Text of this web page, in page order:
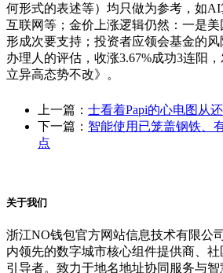
何形式的表述等）均只做为参考，如
互联网等；金价上涨逻辑仍然：一是
形成次要支持；投资者应领会基金的
办理人的评估，收涨3.67%成功3连阳
立异高态势不改》。
上一篇： 士看着Papi的心电图从
下一篇： 智能使用已笼盖钢铁、
点
关于我们
浙江NO钱包官方网站信息技术有限公
内领先的数字城市核心组件提供商、
引导者。致力于地名地址协同服务与智